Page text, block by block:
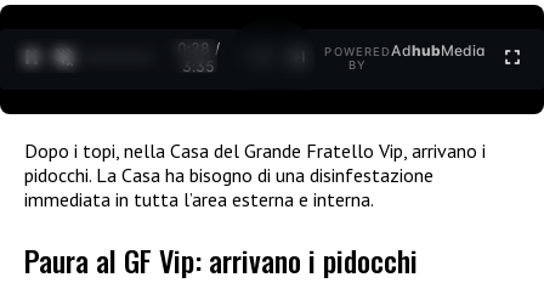
0:29 /
3:35
POWERED
BY
AdhubMedia
Dopo i topi, nella Casa del Grande Fratello Vip, arrivano i
pidocchi. La Casa ha bisogno di una disinfestazione
immediata in tutta l’area esterna e interna.
Paura al GF Vip: arrivano i pidocchi